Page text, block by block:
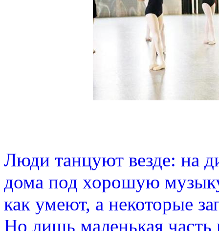
Люди танцуют везде: на
дома под хорошую
как умеют, а некоторые
Но лишь маленькая часть